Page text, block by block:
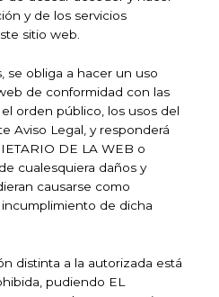
y de los servicios
sitio web.
se obliga a hacer un uso
de conformidad con las
orden público, los usos del
Aviso Legal, y responderá
DE LA WEB o
cualesquiera daños y
causarse como
de dicha
distinta a la autorizada está
pudiendo EL